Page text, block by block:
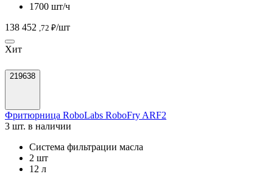
1700 шт/ч
138 452 ,72 ₽/шт
Хит
219638
Фритюрница RoboLabs RoboFry ARF2
3 шт. в наличии
Система фильтрации масла
2 шт
12 л